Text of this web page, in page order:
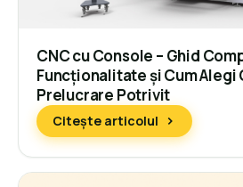
CNC cu Console – Ghid
Funcționalitate și Cum Alegi
Prelucrare Potrivit
Citește articolul